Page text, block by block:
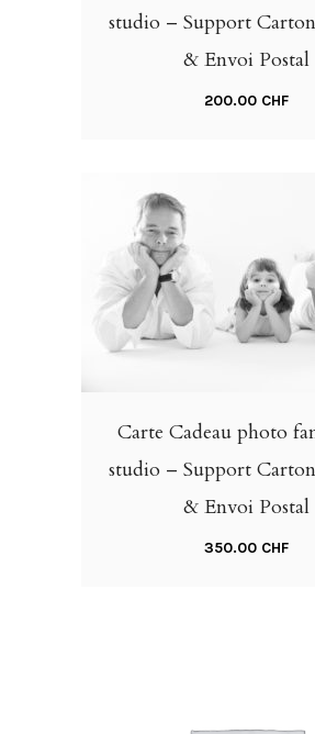
studio – Support
& Envoi Postal
200.00 CHF
Carte Cadeau photo
studio – Support
& Envoi Postal
350.00 CHF